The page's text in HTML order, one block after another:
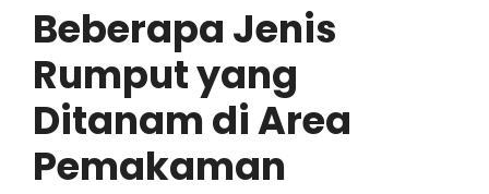
Beberapa Jenis
Rumput yang
Ditanam di Area
Pemakaman